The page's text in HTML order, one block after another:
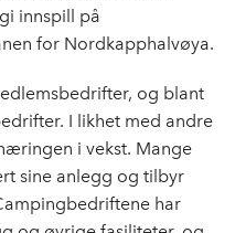
k
I
n
t
innspill på
for Nordkapphalvøya.
og blant
I likhet med andre
i vekst. Mange
sine anlegg og tilbyr
har